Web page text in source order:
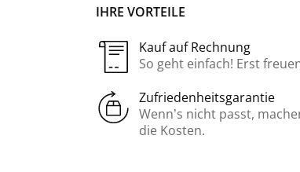
IHRE VORTEILE
Kauf auf Rechnung
So geht einfach! Erst
Zufriedenheitsgarantie
Wenn’s nicht passt,
die Kosten.